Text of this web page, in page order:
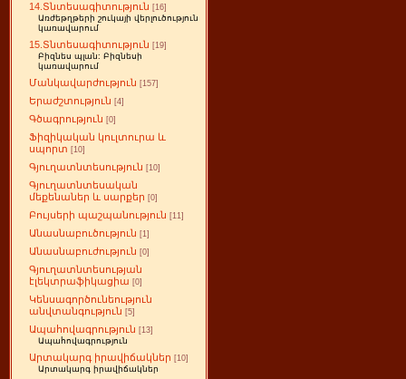
14.Տնտեսագիտություն [16]
Առժեթղթերի շուկայի վերլուծություն
կառավարում
15.Տնտեսագիտություն [19]
Բիզնես պլան: Բիզնեսի
կառավարում
Մանկավարժություն [157]
Երաժշտություն [4]
Գծագրություն [0]
Ֆիզիկական կուլտուրա և
սպորտ [10]
Գյուղատնտեսություն [10]
Գյուղատնտեսական
մեքենաներ և սարքեր [0]
Բույսերի պաշպանություն [11]
Անասնաբուծություն [1]
Անասնաբուժություն [0]
Գյուղատնտեսության
էլեկտրաֆիկացիա [0]
Կենսագործունեություն
անվտանգություն [5]
Ապահովագրություն [13]
Ապահովագրություն
Արտակարգ իրավիճակներ [10]
Արտակարգ իրավիճակներ